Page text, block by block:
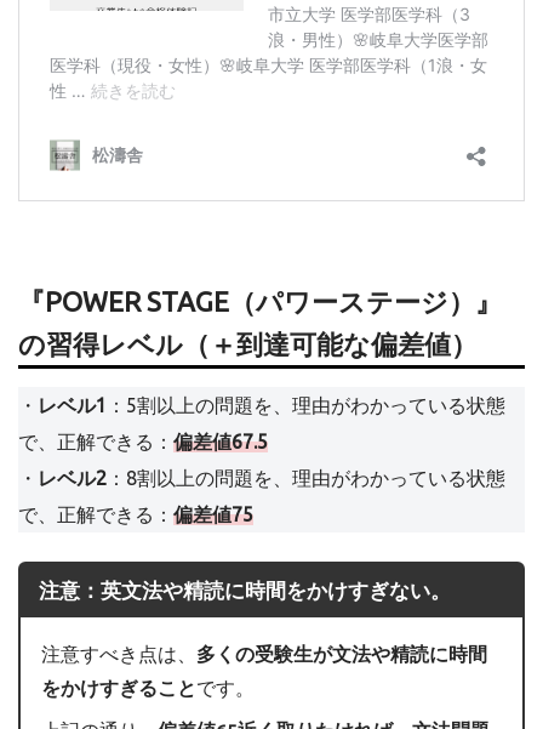
『POWER STAGE（パワーステージ）』
の習得レベル（＋到達可能な偏差値）
・ レベル1
：5割以上の問題を、理由がわかっている状態
で、正解できる： 偏差値67.5
・ レベル2 ：8割以上の問題を、理由がわかっている状態
で、正解できる： 偏差値75
注意：英文法や精読に時間をかけすぎない。
注意すべき点は、 多くの受験生が文法や精読に時間
をかけすぎることです。